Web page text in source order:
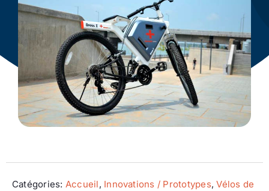
Ecologie
Catégories: Accueil, Innovations / Prototypes,Vélos de